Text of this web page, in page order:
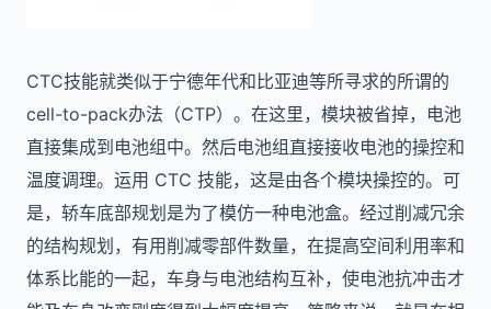
CTC技能就类似于宁德年代和比亚迪等所寻求的所谓的
cell-to-pack办法（CTP）。在这里，模块被省掉，电池
直接集成到电池组中。然后电池组直接接收电池的操控和
温度调理。运用 CTC 技能，这是由各个模块操控的。可
是，轿车底部规划是为了模仿一种电池盒。经过削减冗余
的结构规划，有用削减零部件数量，在提高空间利用率和
体系比能的一起，车身与电池结构互补，使电池抗冲击才